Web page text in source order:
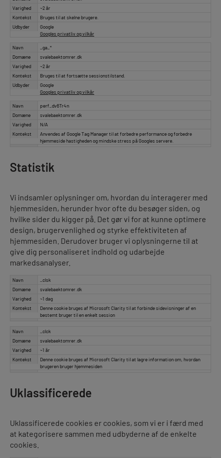
Uklassificerede
Uklassificerede cookies er cookies, som vi er i færd med
at kategorisere sammen med udbyderne af de enkelte
cookies.
Varighed
~2 år
Kontekst
Bruges til at skelne brugere.
Udbyder
Google
Googles privatliv og vilkår
Navn
_ga_*
Domæne
svalebaektomrer.dk
Varighed
~2 år
Kontekst
Bruges til at fortsætte sessionstilstand.
Udbyder
Google
Googles privatliv og vilkår
Navn
perf_dv6Tr4n
Domæne
svalebaektomrer.dk
Varighed
N/A
Kontekst
Anvendes af Google Tag Manager til at forbedre performance og forbedre
hjemmeside hastigheden og mindske stress på Googles servere.
Statistik
Vi indsamler oplysninger om, hvordan du interagerer med
hjemmesiden, herunder hvor ofte du besøger siden, og
hvilke sider du kigger på. Det gør vi for at kunne optimere
design, brugervenlighed og styrke effektiviteten af
hjemmesiden. Derudover bruger vi oplysningerne til at
give dig personaliseret indhold og udarbejde
markedsanalyser.
Navn
_clsk
Domæne
svalebaektomrer.dk
Varighed
~1 dag
Kontekst
Denne cookie bruges af Microsoft Clarity til at forbinde sidevisninger af en
bestemt bruger til en enkelt session
Navn
_clck
Domæne
svalebaektomrer.dk
Varighed
~1 år
Kontekst
Denne cookie bruges af Microsoft Clarity til at lagre information om, hvordan
brugeren bruger hjemmesiden